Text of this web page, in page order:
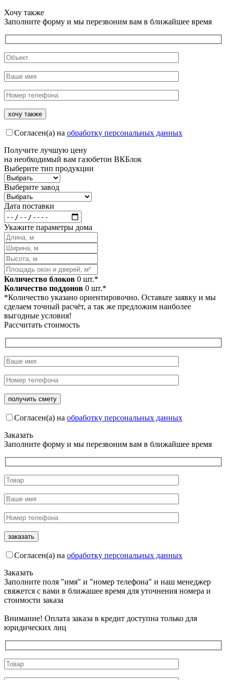
Хочу также
Заполните форму и мы перезвоним вам в ближайшее время
Согласен(а) на обработку персональных данных
Получите лучшую цену
на необходимый вам газобетон ВКБлок
Выберите тип продукции
Выберите завод
Дата поставки
Укажите параметры дома
Количество блоков 0 шт.*
Количество поддонов 0 шт.*
*Количество указано ориентировочно. Оставьте заявку и мы
сделаем точный расчёт, а так же предложим наиболее
выгодные условия!
Рассчитать стоимость
Согласен(а) на обработку персональных данных
Заказать
Заполните форму и мы перезвоним вам в ближайшее время
Согласен(а) на обработку персональных данных
Заказать
Заполните поля "имя" и "номер телефона" и наш менеджер
свяжется с вами в ближашее время для уточнения номера и
стоимости заказа
Внимание! Оплата заказа в кредит доступна только для
юридических лиц